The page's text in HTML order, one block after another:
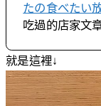
たの食べたい
吃過的店家文
就是這裡↓